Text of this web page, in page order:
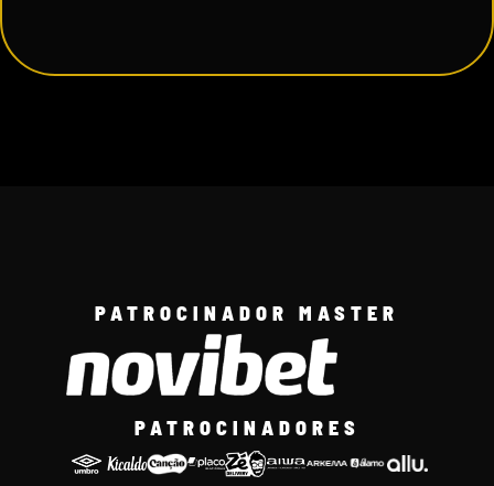
PATROCINADOR MASTER
PATROCINADORES